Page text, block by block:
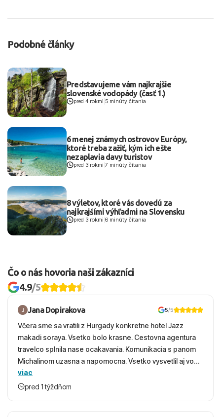
Podobné články
Predstavujeme vám najkrajšie
slovenské vodopády (časť 1.)
pred 4 rokmi 5 minúty čítania
6 menej známych ostrovov Európy,
ktoré treba zažiť, kým ich ešte
nezaplavia davy turistov
pred 3 rokmi |7 minúty čítania
8 výletov, ktoré vás dovedú za
najkrajšími výhľadmi na Slovensku
pred 3 rokmi 6 minúty čítania
Čo o nás hovoria naši zákazníci
4.9/5
Jana Dopirakova 5/5
Včera sme sa vratili z Hurgady konkretne hotel Jazz
makadi soraya. Vsetko bolo krasne. Cestovna agentura
travelco splnila nase ocakavania. Komunikacia s panom
Michalinom uzasna a napomocna. Vsetko vysvetlil aj vo
vecernych hodinach zaco sa ospravedlnujem. Hotel
krasny, cisty. Sluzby top. Strava, prostredie, more,
viac
pred 1 týždňom